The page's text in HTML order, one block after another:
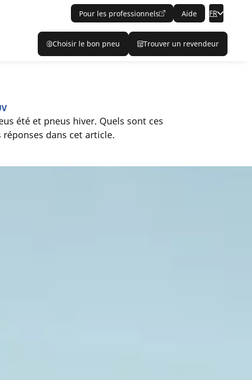
Pour les professionnels Aide FR
Choisir le bon pneu Trouver un revendeur
été et pneus hiver. Quels sont ces
dans cet article.